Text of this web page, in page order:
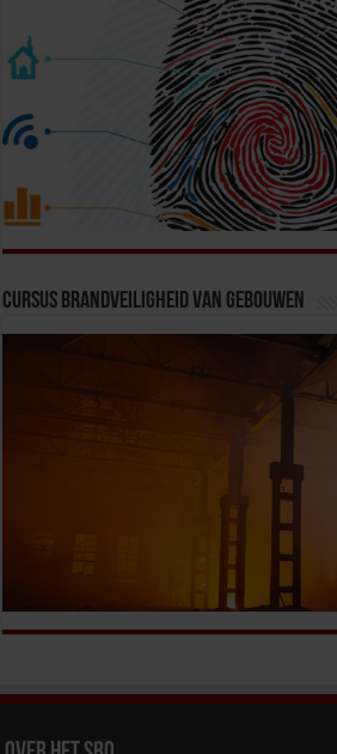
Cursus Brandveiligheid van Gebouwen